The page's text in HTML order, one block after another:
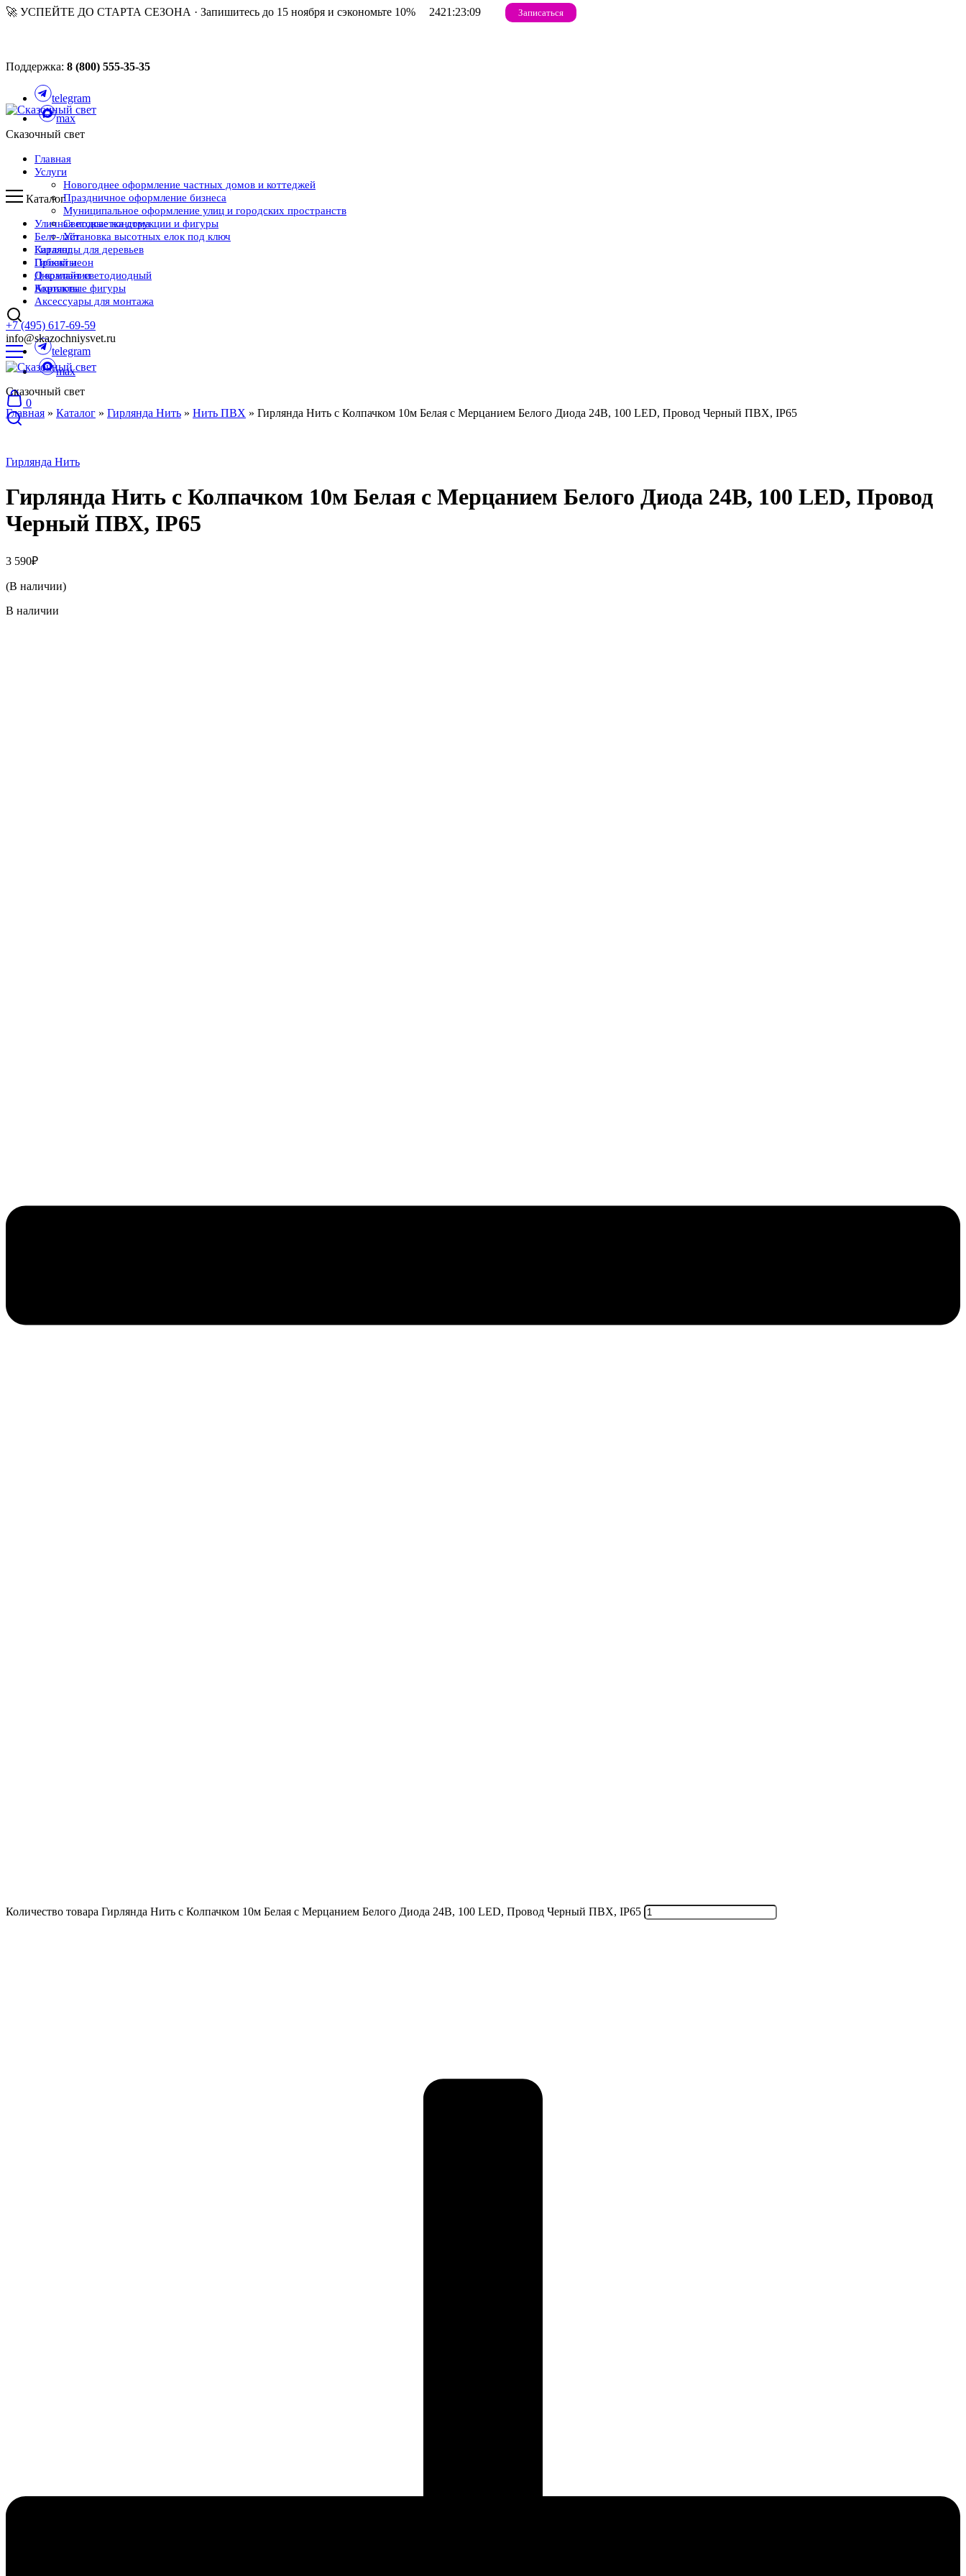
🚀 УСПЕЙТЕ ДО СТАРТА СЕЗОНА · Запишитесь до 15 ноября и сэкономьте 10% 2421:23:08 Записаться
Поддержка: 8 (800) 555-35-35
telegram
max
Сказочный свет
Главная
Услуги
Новогоднее оформление частных домов и коттеджей
Праздничное оформление бизнеса
Муниципальное оформление улиц и городских пространств
Световые конструкции и фигуры
Установка высотных елок под ключ
Каталог
Проекты
О компании
Контакты
telegram
max
0
Каталог
Уличная подсветка дома
Белт-лайт
Гирлянды для деревьев
Гибкий неон
Дюралайт светодиодный
Акриловые фигуры
Аксессуары для монтажа
+7 (495) 617-69-59
info@skazochniysvet.ru
Сказочный свет
Главная » Каталог » Гирлянда Нить » Нить ПВХ » Гирлянда Нить с Колпачком 10м Белая с Мерцанием Белого Диода 24В, 100 LED, Провод Черный ПВХ, IP65
Гирлянда Нить
Гирлянда Нить с Колпачком 10м Белая с Мерцанием Белого Диода 24В, 100 LED, Провод
Черный ПВХ, IP65
3 590₽
(В наличии)
В наличии
Количество товара Гирлянда Нить с Колпачком 10м Белая с Мерцанием Белого Диода 24В, 100 LED, Провод Черный ПВХ, IP65